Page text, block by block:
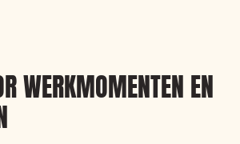
WERKMOMENTEN EN